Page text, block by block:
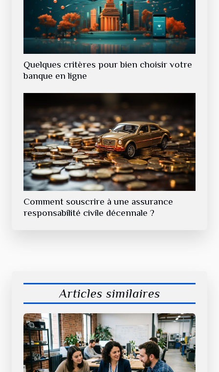
Quelques critères pour bien choisir votre
banque en ligne
Comment souscrire à une assurance
responsabilité civile décennale ?
Articles similaires